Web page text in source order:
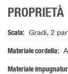
PROPRIETÀ
Scala Gradi, 2
Materiale cordella
Materiale